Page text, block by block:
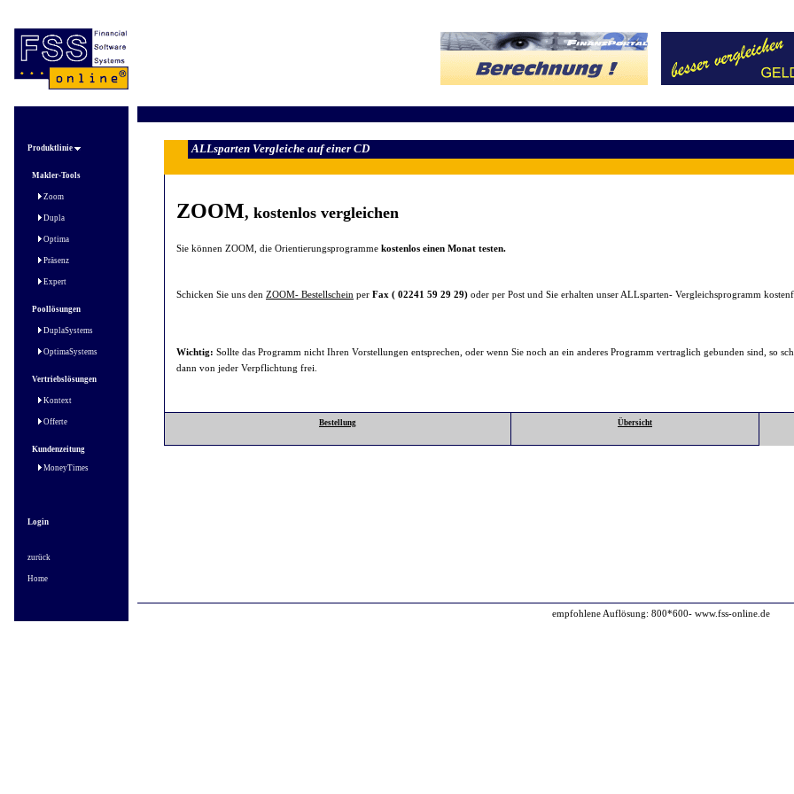
Produktlinie
Makler-Tools
Zoom
Dupla
Optima
Präsenz
Expert
Poollösungen
DuplaSystems
OptimaSystems
Vertriebslösungen
Kontext
Offerte
Kundenzeitung
MoneyTimes
Login
zurück
Home
ALLsparten Vergleiche auf einer CD
ZOOM, kostenlos vergleichen
Sie können ZOOM, die Orientierungsprogramme kostenlos einen Monat testen.
Schicken Sie uns den ZOOM- Bestellschein per Fax ( 02241 59 29 29) oder per Post und Sie erhalten unser ALLsparten- Vergleichsprogramm
Wichtig: Sollte das Programm nicht Ihren Vorstellungen entsprechen, oder wenn Sie noch an ein anderes Programm vertraglich gebunden sind, so
dann von jeder Verpflichtung frei.
Bestellung Übersicht
empfohlene Auflösung: 800*600- www.fss-online.de